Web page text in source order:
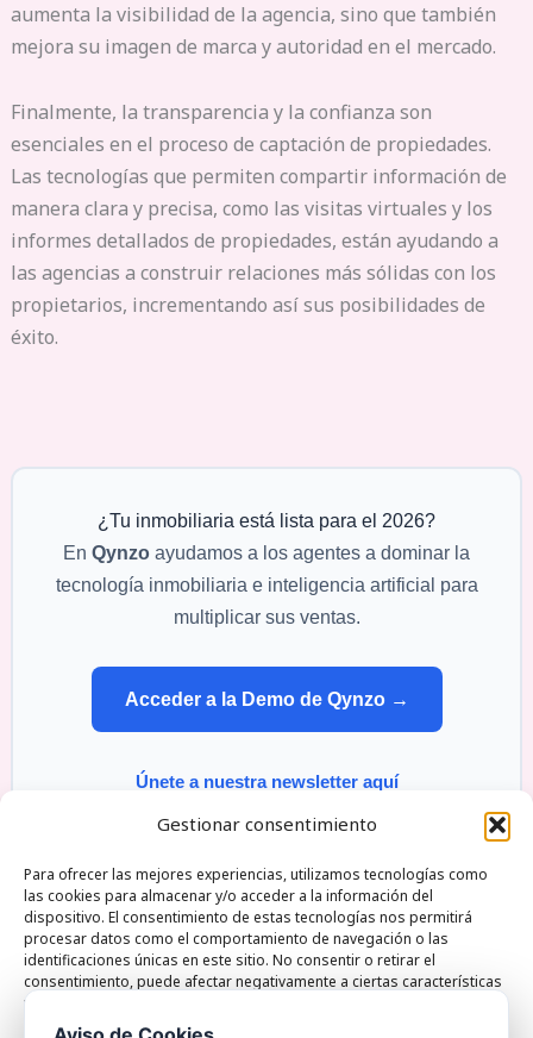
Gestionar consentimiento
Para ofrecer las mejores experiencias, utilizamos tecnologías como
las cookies para almacenar y/o acceder a la información del
dispositivo. El consentimiento de estas tecnologías nos permitirá
procesar datos como el comportamiento de navegación o las
identificaciones únicas en este sitio. No consentir o retirar el
consentimiento, puede afectar negativamente a ciertas características
y funciones.
aumenta la visibilidad de la agencia, sino que también
mejora su imagen de marca y autoridad en el mercado.
Finalmente, la transparencia y la confianza son
esenciales en el proceso de captación de propiedades.
Las tecnologías que permiten compartir información de
manera clara y precisa, como las visitas virtuales y los
informes detallados de propiedades, están ayudando a
las agencias a construir relaciones más sólidas con los
propietarios, incrementando así sus posibilidades de
éxito.
¿Tu inmobiliaria está lista para el 2026?
En Qynzo ayudamos a los agentes a dominar la
tecnología inmobiliaria e inteligencia artificial para
multiplicar sus ventas.
Acceder a la Demo de Qynzo →
Únete a nuestra newsletter aquí
Qynzo Monte esquinza 30 28010 Madrid Spain |
Phone:+34722821535 | Email: hola@qynzo.com
Asistente IA